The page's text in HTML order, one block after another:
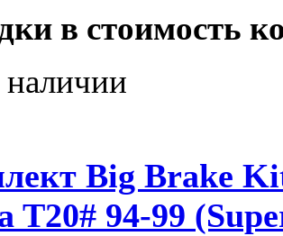
в стоимость
Big Brake
T20# 94-99